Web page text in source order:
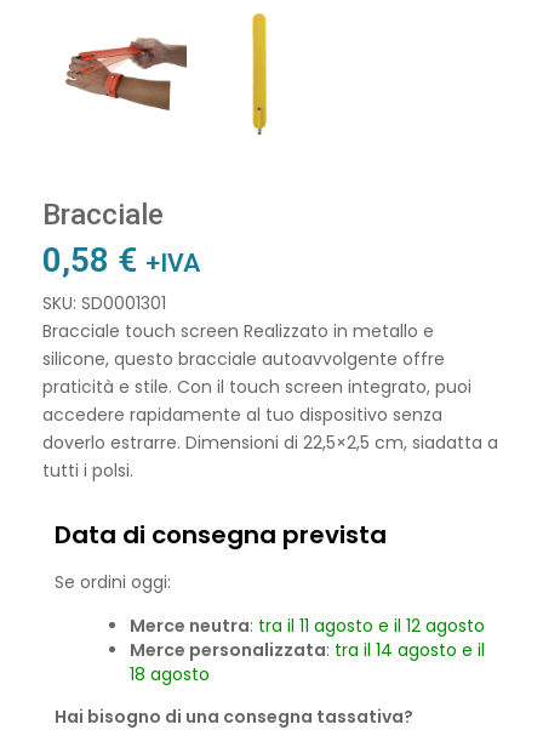
Bracciale
0,58 € +IVA
SKU: SD0001301
Bracciale touch screen Realizzato in metallo e
silicone, questo bracciale autoavvolgente offre
praticità e stile. Con il touch screen integrato, puoi
accedere rapidamente al tuo dispositivo senza
doverlo estrarre. Dimensioni di 22,5×2,5 cm, siadatta a
tutti i polsi.
Data di consegna prevista
Se ordini oggi:
Merce neutra: tra il 11 agosto e il 12 agosto
Merce personalizzata: tra il 14 agosto e il
18 agosto
Hai bisogno di una consegna tassativa?